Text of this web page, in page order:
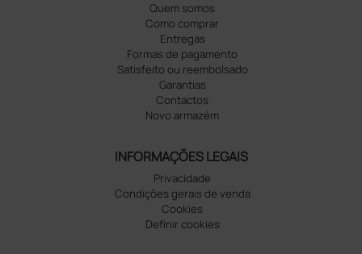
Quem somos
Como comprar
Entregas
Formas de pagamento
Satisfeito ou reembolsado
Garantias
Contactos
Novo armazém
INFORMAÇÕES LEGAIS
Privacidade
Condições gerais de venda
Cookies
Definir cookies